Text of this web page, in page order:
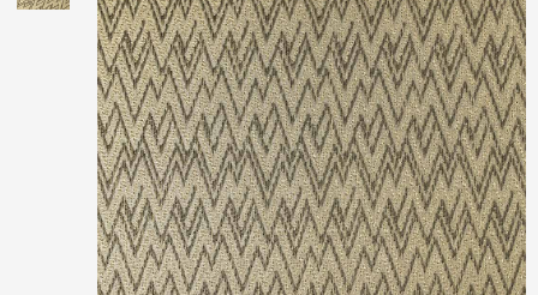
О нас
Отзывы
Дизайнерам
Контакты